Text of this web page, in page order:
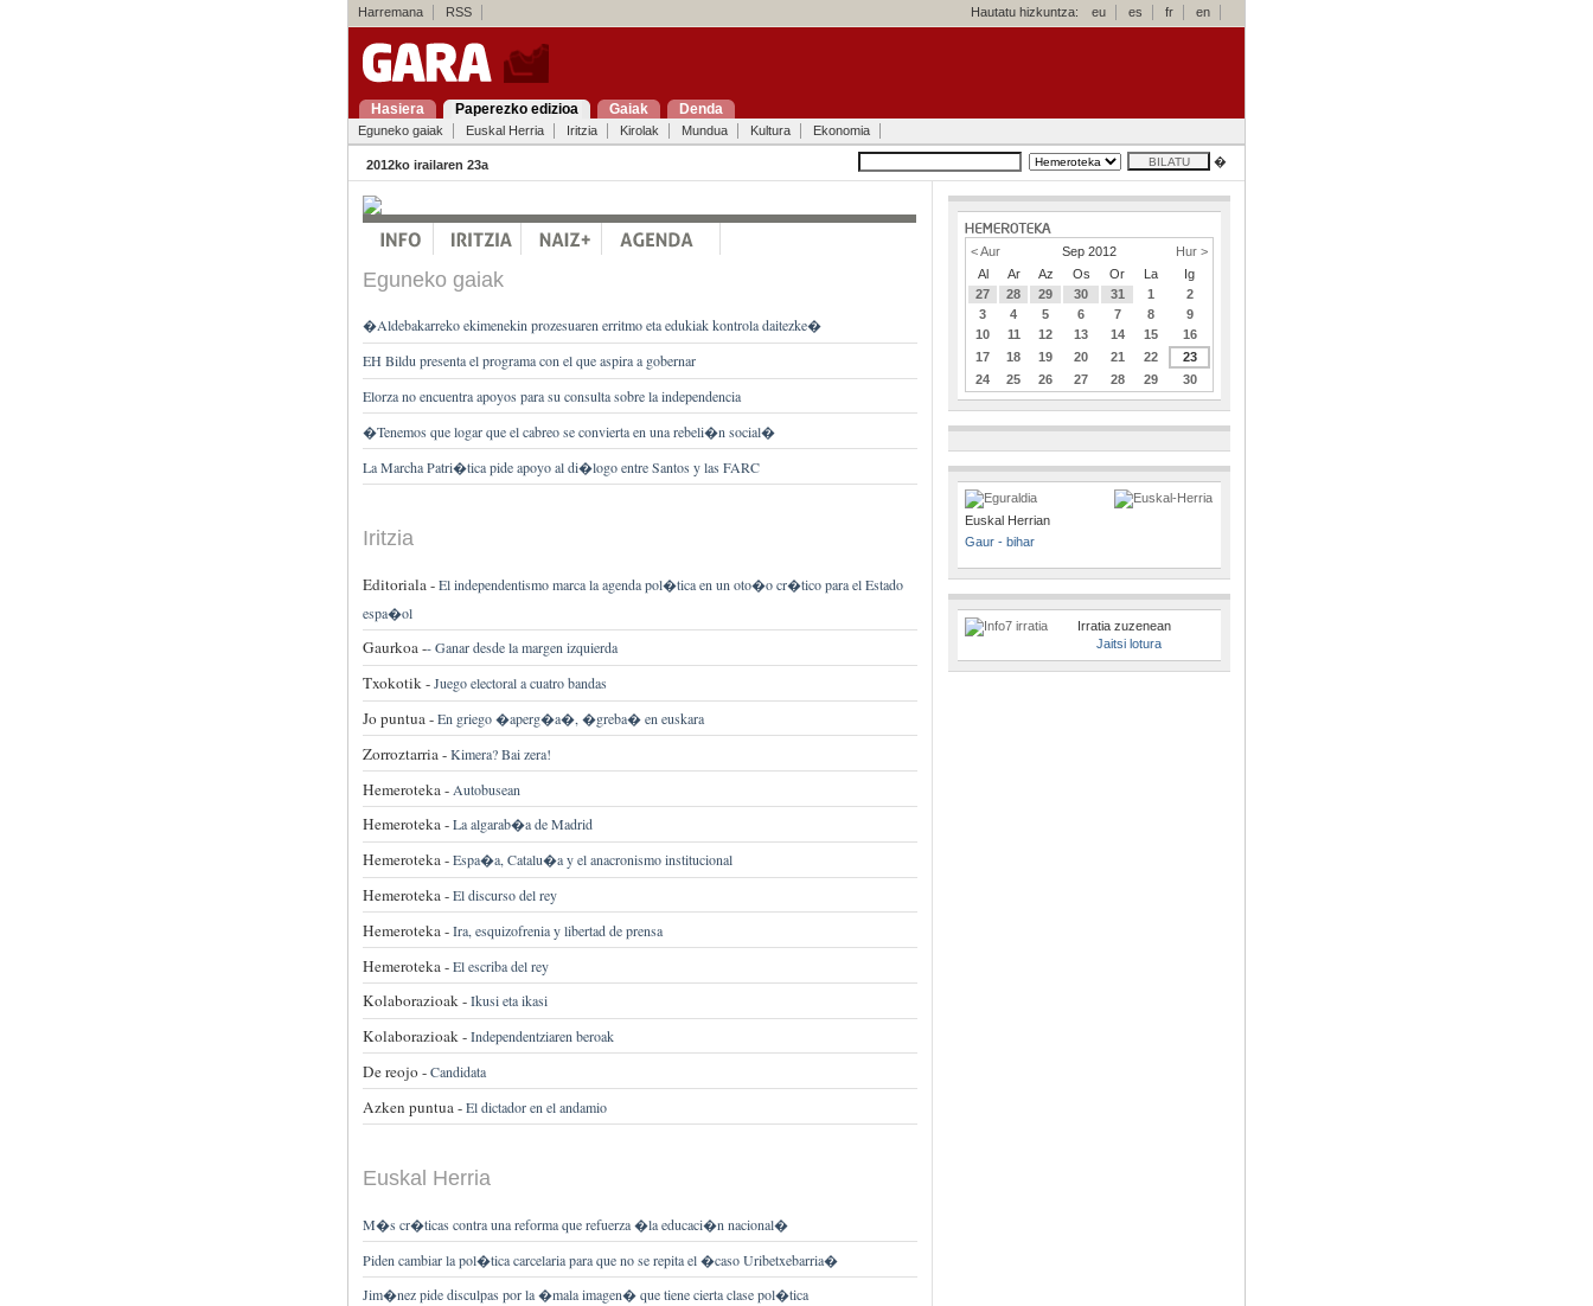
Harremana RSS Hautatu hizkuntza: eu es fr en
Hasiera Paperezko edizioa Gaiak Denda
Eguneko gaiak Euskal Herria Iritzia Kirolak Mundua Kultura Ekonomia
2012ko irailaren 23a �
Eguneko gaiak
�Aldebakarreko ekimenekin prozesuaren erritmo eta edukiak kontrola daitezke�
EH Bildu presenta el programa con el que aspira a gobernar
Elorza no encuentra apoyos para su consulta sobre la independencia
�Tenemos que logar que el cabreo se convierta en una rebeli�n social�
La Marcha Patri�tica pide apoyo al di�logo entre Santos y las FARC
Iritzia
Editoriala -El independentismo marca la agenda pol�tica en un oto�o cr�tico para el Estado
espa�ol
Gaurkoa --Ganar desde la margen izquierda
Txokotik -Juego electoral a cuatro bandas
Jo puntua -En griego �aperg�a�, �greba� en euskara
Zorroztarria -Kimera? Bai zera!
Hemeroteka - Autobusean
Hemeroteka -La algarab�a de Madrid
Hemeroteka -Espa�a, Catalu�a y el anacronismo institucional
Hemeroteka -El discurso del rey
Hemeroteka -Ira, esquizofrenia y libertad de prensa
Hemeroteka -El escriba del rey
Kolaborazioak -Ikusi eta ikasi
Kolaborazioak -Independentziaren beroak
De reojo -Candidata
Azken puntua -El dictador en el andamio
Euskal Herria
M�s cr�ticas contra una reforma que refuerza �la educaci�n nacional�
Piden cambiar la pol�tica carcelaria para que no se repita el �caso Uribetxebarria�
Jim�nez pide disculpas por la �mala imagen� que tiene cierta clase pol�tica
< Aur Sep 2012
Hur >
Al
Ar Az Os Or La
Ig
27
28 29 30 31 1
2
3
4 5 6 7 8
9
10
11 12 13 14 15
16
17
18 19 20 21 22
23
24
25 26 27 28 29 30
Euskal Herrian
Gaur - bihar
Irratia zuzenean
Jaitsi lotura